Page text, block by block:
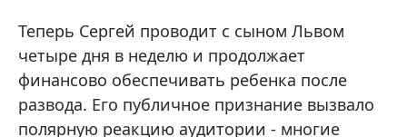
Теперь Сергей проводит с сыном Львом
четыре дня в неделю и продолжает
финансово обеспечивать ребенка после
развода. Его публичное признание вызвало
полярную реакцию аудитории - многие